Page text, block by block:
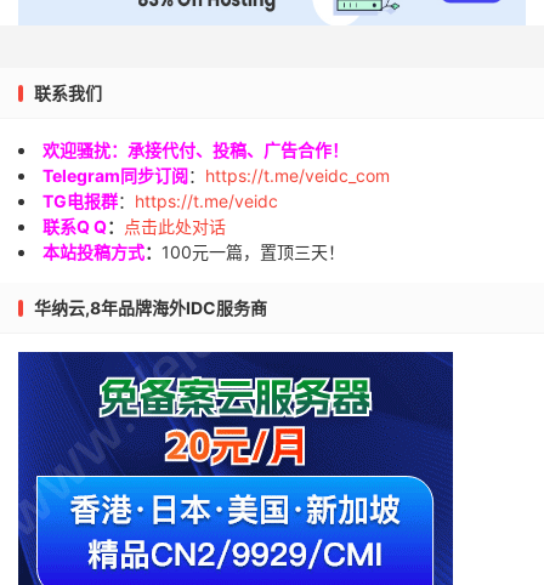
联系我们
欢迎骚扰：承接代付、投稿、广告合作！
Telegram同步订阅： https://t.me/veidc_com
TG电报群： https://t.me/veidc
联系Q Q：
点击此处对话
本站投稿方式： 100元一篇，置顶三天！
华纳云,8年品牌海外IDC服务商